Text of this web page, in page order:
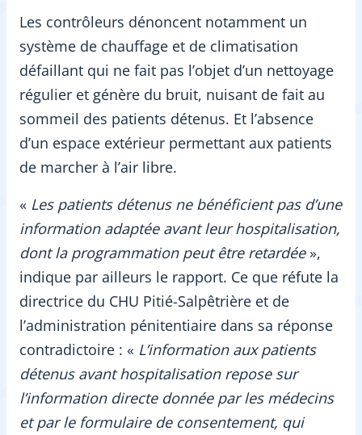
Les contrôleurs dénoncent notamment un
système de chauffage et de climatisation
défaillant qui ne fait pas l’objet d’un nettoyage
régulier et génère du bruit, nuisant de fait au
sommeil des patients détenus. Et l’absence
d’un espace extérieur permettant aux patients
de marcher à l’air libre.
« Les patients détenus ne bénéficient pas d’une
information adaptée avant leur hospitalisation,
dont la programmation peut être retardée»,
indique par ailleurs le rapport. Ce que réfute la
directrice du CHU Pitié-Salpêtrière et de
l’administration pénitentiaire dans sa réponse
contradictoire : « L’information aux patients
détenus avant hospitalisation repose sur
l’information directe donnée par les médecins
et par le formulaire de consentement, qui